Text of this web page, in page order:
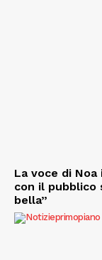
La voce di
con il pubblico
bella”